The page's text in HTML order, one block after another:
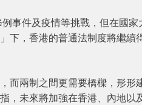
事件及疫情等挑戰，但在國家
下，香港的普通法制度將繼續
而兩制之間更需要橋樑，形形
，未來將加強在香港、內地以